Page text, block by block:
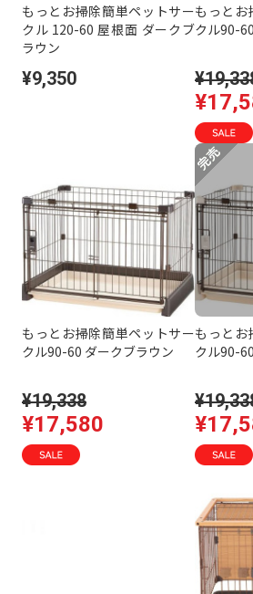
もっとお掃除簡単ペットサー
クル 120-60 屋根面 ダークブ
ラウン
¥9,350
もっとお
クル90-
もっとお掃除簡単ペットサー
クル90-60 ダークブラウン
¥19,338
¥17,580
もっとお
クル90-